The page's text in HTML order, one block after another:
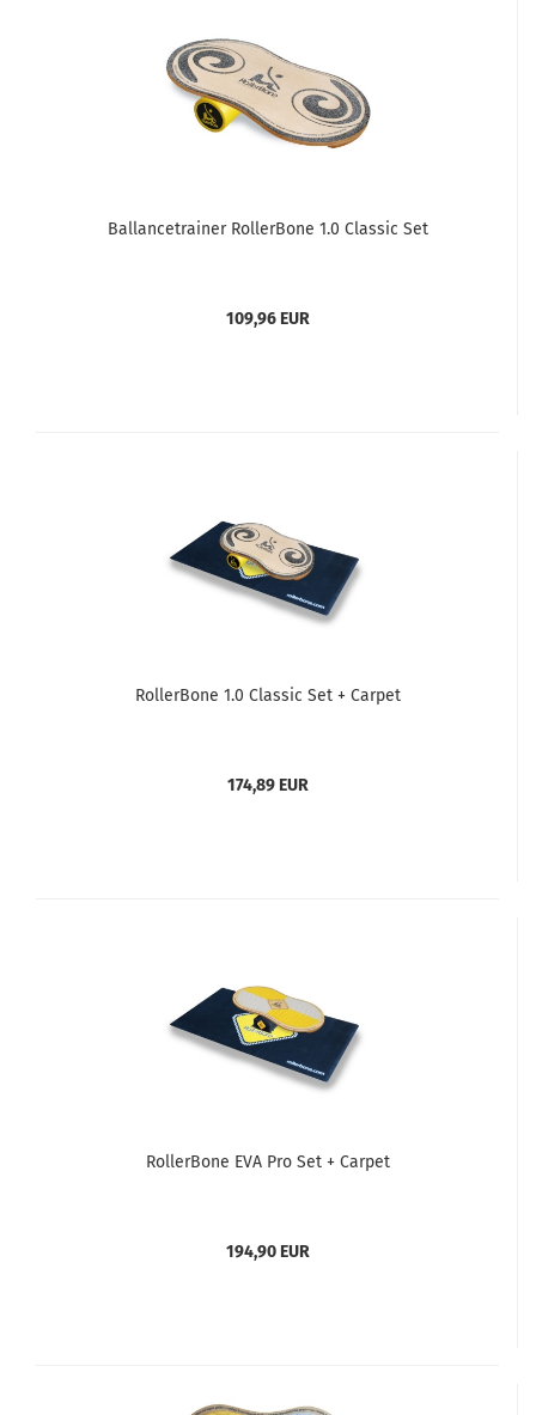
Ballancetrainer RollerBone 1.0 Classic Set
109,96 EUR
RollerBone 1.0 Classic Set + Carpet
174,89 EUR
RollerBone EVA Pro Set + Carpet
194,90 EUR